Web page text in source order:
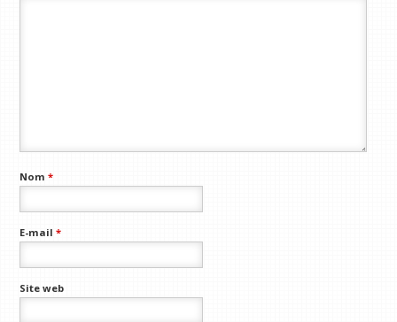
Nom*
E-mail*
Site web